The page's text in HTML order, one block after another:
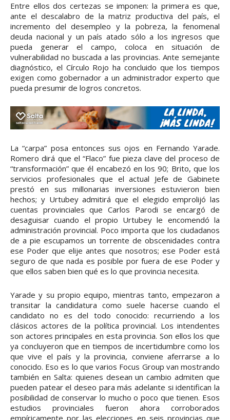
Entre ellos dos certezas se imponen: la primera es que,
ante el descalabro de la matriz productiva del país, el
incremento del desempleo y la pobreza, la fenomenal
deuda nacional y un país atado sólo a los ingresos que
pueda generar el campo, coloca en situación de
vulnerabilidad no buscada a las provincias. Ante semejante
diagnóstico, el Círculo Rojo ha concluido que los tiempos
exigen como gobernador a un administrador experto que
pueda presumir de logros concretos.
La “carpa” posa entonces sus ojos en Fernando Yarade.
Romero dirá que el “Flaco” fue pieza clave del proceso de
“transformación” que él encabezó en los 90; Brito, que los
servicios profesionales que el actual Jefe de Gabinete
prestó en sus millonarias inversiones estuvieron bien
hechos; y Urtubey admitirá que el elegido emprolijó las
cuentas provinciales que Carlos Parodi se encargó de
desaguisar cuando el propio Urtubey le encomendó la
administración provincial. Poco importa que los ciudadanos
de a pie escupamos un torrente de obscenidades contra
ese Poder que elije antes que nosotros; ese Poder está
seguro de que nada es posible por fuera de ese Poder y
que ellos saben bien qué es lo que provincia necesita.
Yarade y su propio equipo, mientras tanto, empezaron a
transitar la candidatura como suele hacerse cuando el
candidato no es del todo conocido: recurriendo a los
clásicos actores de la política provincial. Los intendentes
son actores principales en esta provincia. Son ellos los que
ya concluyeron que en tiempos de incertidumbre como los
que vive el país y la provincia, conviene aferrarse a lo
conocido. Eso es lo que varios Focus Group van mostrando
también en Salta: quienes desean un cambio admiten que
pueden patear el deseo para más adelante si identifican la
posibilidad de conservar lo mucho o poco que tienen. Esos
estudios provinciales fueron ahora corroborados